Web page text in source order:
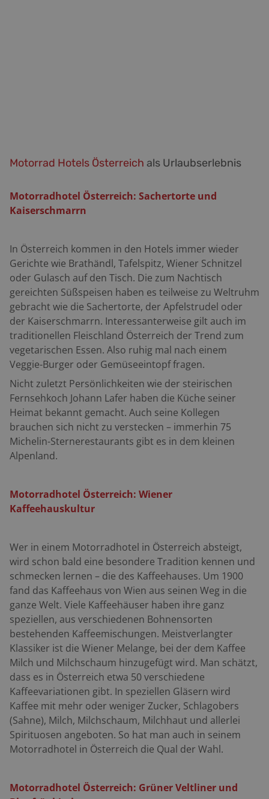
Motorrad Hotels Österreich als Urlaubserlebnis
Motorradhotel Österreich: Sachertorte und
Kaiserschmarrn
In Österreich kommen in den Hotels immer wieder
Gerichte wie Brathändl, Tafelspitz, Wiener Schnitzel
oder Gulasch auf den Tisch. Die zum Nachtisch
gereichten Süßspeisen haben es teilweise zu Weltruhm
gebracht wie die Sachertorte, der Apfelstrudel oder
der Kaiserschmarrn. Interessanterweise gilt auch im
traditionellen Fleischland Österreich der Trend zum
vegetarischen Essen. Also ruhig mal nach einem
Veggie-Burger oder Gemüseeintopf fragen.
Nicht zuletzt Persönlichkeiten wie der steirischen
Fernsehkoch Johann Lafer haben die Küche seiner
Heimat bekannt gemacht. Auch seine Kollegen
brauchen sich nicht zu verstecken – immerhin 75
Michelin-Sternerestaurants gibt es in dem kleinen
Alpenland.
Motorradhotel Österreich: Wiener
Kaffeehauskultur
Wer in einem Motorradhotel in Österreich absteigt,
wird schon bald eine besondere Tradition kennen und
schmecken lernen – die des Kaffeehauses. Um 1900
fand das Kaffeehaus von Wien aus seinen Weg in die
ganze Welt. Viele Kaffeehäuser haben ihre ganz
speziellen, aus verschiedenen Bohnensorten
bestehenden Kaffeemischungen. Meistverlangter
Klassiker ist die Wiener Melange, bei der dem Kaffee
Milch und Milchschaum hinzugefügt wird. Man schätzt,
dass es in Österreich etwa 50 verschiedene
Kaffeevariationen gibt. In speziellen Gläsern wird
Kaffee mit mehr oder weniger Zucker, Schlagobers
(Sahne), Milch, Milchschaum, Milchhaut und allerlei
Spirituosen angeboten. So hat man auch in seinem
Motorradhotel in Österreich die Qual der Wahl.
Motorradhotel Österreich: Grüner Veltliner und